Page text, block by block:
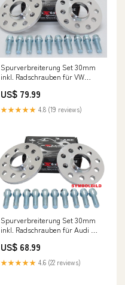
Spurverbreiterung Set 30mm
inkl. Radschrauben für VW
US$ 79.99
★★★★★ 4.8 (19 reviews)
Spurverbreiterung Set 30mm
inkl. Radschrauben für Audi A6
US$ 68.99
★★★★★ 4.6 (22 reviews)